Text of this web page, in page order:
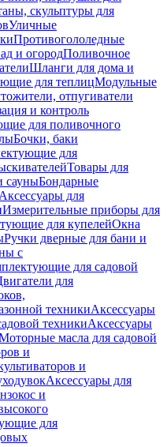
скульптуры для
Уличные
Противогололедные
и огородПоливочное
Шланги для дома и
для теплицМодульные
отпугиватели
и контроль
для поливочного
Бочки, баки
для
Товары для
сауныБондарные
Аксессуары для
Измерительные приборы для
для купелейОкна
Ручки дверные для бани и
с
для садовой
для
техникиАксессуары
техникиАксессуары
масла для садовой
и
и
Аксессуары для
и
для